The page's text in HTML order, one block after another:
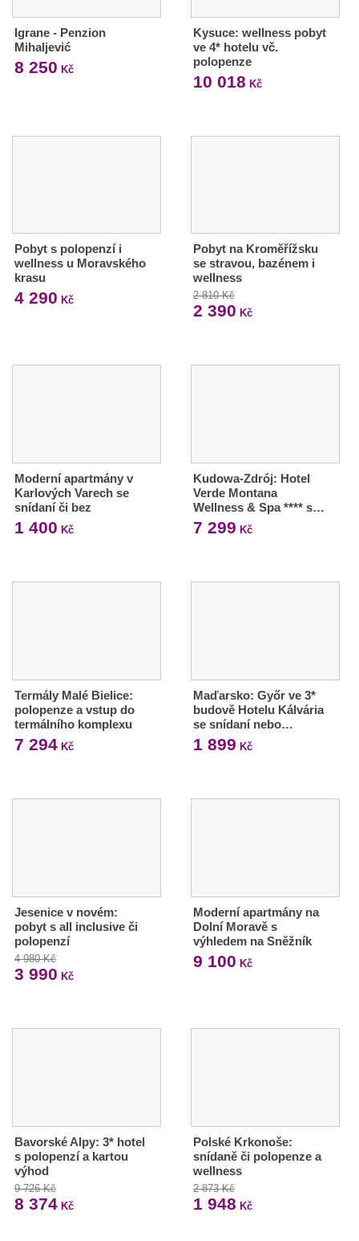
Igrane - Penzion
Mihaljević
8 250 Kč
Kysuce: wellness pobyt
ve 4* hotelu vč.
polopenze
10 018 Kč
Pobyt s polopenzí i
wellness u Moravského
krasu
4 290 Kč
Pobyt na Kroměřížsku
se stravou, bazénem i
wellness
2 810 Kč
2 390 Kč
Moderní apartmány v
Karlových Varech se
snídaní či bez
1 400 Kč
Kudowa-Zdrój: Hotel
Verde Montana
Wellness & Spa **** s…
7 299 Kč
Termály Malé Bielice:
polopenze a vstup do
termálního komplexu
7 294 Kč
Maďarsko: Győr ve 3*
budově Hotelu Kálvária
se snídaní nebo…
1 899 Kč
Jesenice v novém:
pobyt s all inclusive či
polopenzí
4 980 Kč
3 990 Kč
Moderní apartmány na
Dolní Moravě s
výhledem na Sněžník
9 100 Kč
Bavorské Alpy: 3* hotel
s polopenzí a kartou
výhod
9 726 Kč
8 374 Kč
Polské Krkonoše:
snídaně či polopenze a
wellness
2 873 Kč
1 948 Kč